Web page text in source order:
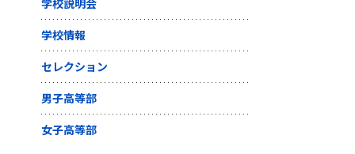
学校説明会
学校情報
セレクション
男子高等部
女子高等部